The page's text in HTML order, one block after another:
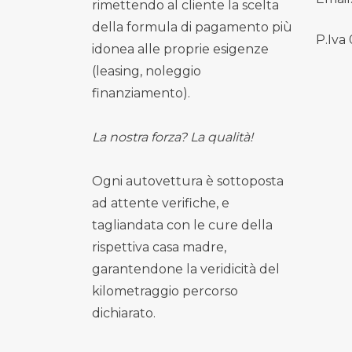
rimettendo al cliente la scelta
della formula di pagamento più
idonea alle proprie esigenze
(leasing, noleggio
finanziamento).
La nostra forza? La qualità!
Ogni autovettura è sottoposta
ad attente verifiche, e
tagliandata con le cure della
rispettiva casa madre,
garantendone la veridicità del
kilometraggio percorso
dichiarato.
P.Iva